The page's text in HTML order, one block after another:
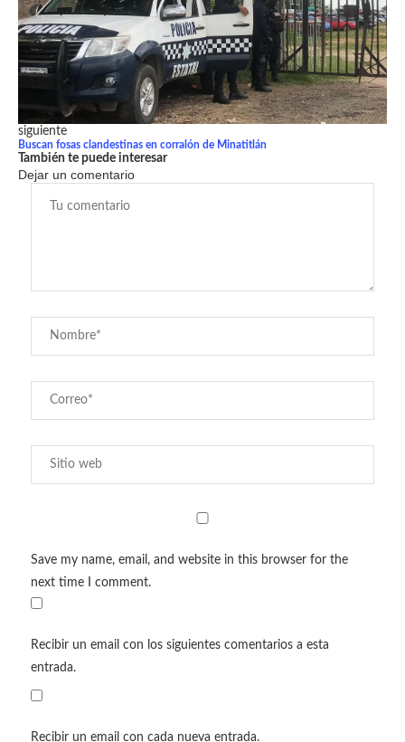
siguiente
Buscan fosas clandestinas en corralón de Minatitlán
También te puede interesar
Dejar un comentario
Save my name, email, and website in this browser for the
next time I comment.
Recibir un email con los siguientes comentarios a esta
entrada.
Recibir un email con cada nueva entrada.